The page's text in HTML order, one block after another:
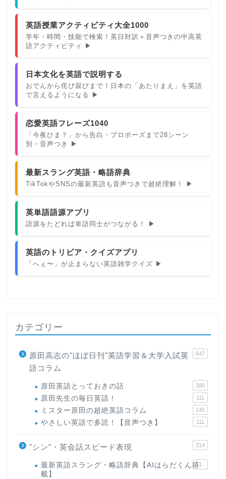
英語授業アクティビティ大全1000
学年・時間・技能で検索！英日対訳＋音声つきの中高英
語アクティビティ ▶
日本文化を英語で説明する
おでんから侘び寂びまで！日本の「あたりまえ」を英語
で言えるようになる ▶
恋愛英語フレーズ1040
「今夜ひま？」から告白・プロポーズまで28シーン
別・音声つき ▶
最新スラング英語・略語辞典
TikTokやSNSの最新英語も音声つきで超絶理解！ ▶
英単語語源アプリ
語源をたどれば単語同士がつながる！ ▶
英語のトリビア・クイズアプリ
「へぇ〜」が止まらない英語雑学クイズ ▶
カテゴリー
原田高志の"ほぼ日刊"英語学習＆大学入試英
語コラム
647
原田英語とっておきの話 280
原田先生の毎日英語！ 111
ミスター原田の超絶英語コラム 145
やさしい英語で多読！【音声つき】 111
"シン"・英会話スピード表現 214
最新英語スラング・略語辞典【AIはらだくん搭
載】
1